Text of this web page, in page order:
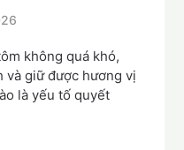
không quá khó,
và giữ được hương vị
là yếu tố quyết